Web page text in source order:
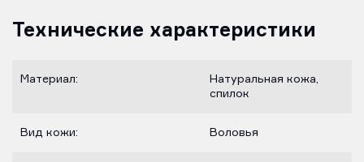
Технические характеристики
Материал:
Натуральная кожа,
спилок
Вид кожи: Воловья